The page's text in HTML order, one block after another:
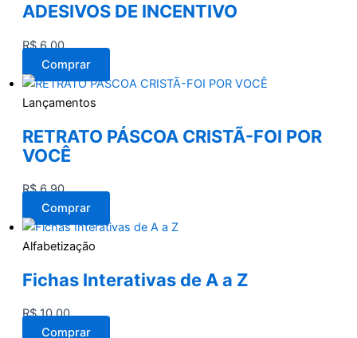
ADESIVOS DE INCENTIVO
R$6,00
Comprar
Lançamentos
RETRATO PÁSCOA CRISTÃ-FOI POR
VOCÊ
R$6,90
Comprar
Alfabetização
Fichas Interativas de A a Z
R$10,00
Comprar